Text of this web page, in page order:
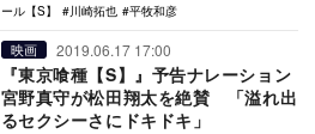
ール【S】
川崎拓也 平牧和彦
映画 2019.06.17 17:00
『東京喰種【S】』予告ナレーション
宮野真守が松田翔太を絶賛 「溢れ出
るセクシーさにドキドキ」